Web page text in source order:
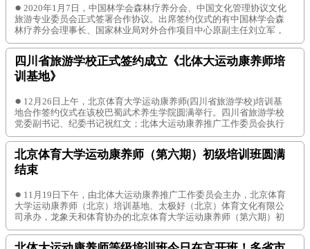
● 2020年1月7日，中国林学会森林疗养分会、中国文化管理协议文化
旅游专业委员会正式签署合作协议。出席签约仪式的有中国林学会森
林疗养分会理事长、国家林业局对外合作项目中心原副主任刘立军，
中国林科院科信所副所长、国家林业局林产品贸易研究中心主任叶
兵，中国林学会森林疗养分会理事长助理李峰，中国林学会森林疗养
分会秘书孙海燕，中国文化管理协会文化旅游专业委员会会长陈浩，
中国文化管理协会文
四川省旅游学校正式签约成立《北体大运动康养师培
训基地》
● 12月26日上午，北京体育大学运动康养师(四川省旅游学校)培训基
地合作签约仪式在该校巴蜀武术养生学院圆满举行。四川省旅游学校
党委副书记、纪委书记祝红文；北体大运动康养推广工作委员会执行
主任、青岛龙象天和体育文化产业有限公司董事长刘加巍；巴蜀武术
养生学院院长、四川省武术文化研究会会长刘绥滨；巴蜀武术养生学
院副院长龙江；青城武术文化研究会杨漫副会长等领导参加了签约
北京体育大学运动康养师（第六期）初级培训班圆满
结束
● 11月19日下午，由北体大运动康养推广工作委员会主办，北京体育
大学运动康养师（北京）培训基地、太极好（北京）体育文化有限公
司承办，龙象天和体育协办的北京体育大学运动康养师（第六期）初
级培训举行结课仪式。 北京体育大学产业管理集团总经理、北体大运
动康养推广工作委员会主任张强强出席本期培训班结课仪式，并向来